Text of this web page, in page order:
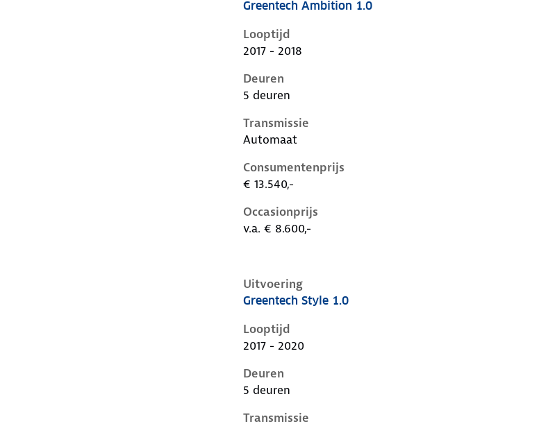
Skoda Citigo i-1e-facelift, 1.0, 44 kW, Benzine, 5 deuren
Greentech Ambition 1.0
Looptijd
2017 - 2018
Deuren
5 deuren
Transmissie
Automaat
Consumentenprijs
€ 13.540,-
Occasionprijs
v.a. € 8.600,-
Uitvoering
Skoda Citigo i-1e-facelift, 1.0, 44 kW, Benzine, 5 deuren
Greentech Style 1.0
Looptijd
2017 - 2020
Deuren
5 deuren
Transmissie